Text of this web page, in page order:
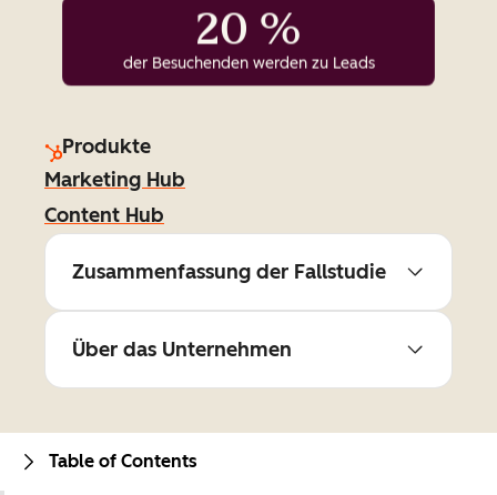
20 %
der Besuchenden werden zu Leads
Produkte
Marketing Hub
Content Hub
Zusammenfassung der Fallstudie
Über das Unternehmen
Table of Contents